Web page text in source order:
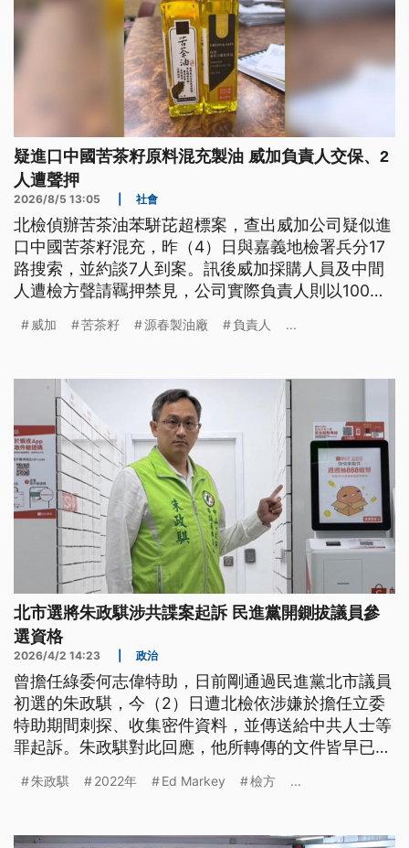
疑進口中國苦茶籽原料混充製油 威加負責人交保、2
人遭聲押
2026/8/5 13:05 社會
北檢偵辦苦茶油苯駢芘超標案，查出威加公司疑似進
口中國苦茶籽混充，昨（4）日與嘉義地檢署兵分17
路搜索，並約談7人到案。訊後威加採購人員及中間
人遭檢方聲請羈押禁見，公司實際負責人則以100萬
威加 苦茶籽 源春製油廠 負責人 ...
北市選將朱政騏涉共諜案起訴 民進黨開鍘拔議員參
選資格
2026/4/2 14:23 政治
曾擔任綠委何志偉特助，日前剛通過民進黨北市議員
初選的朱政騏，今（2）日遭北檢依涉嫌於擔任立委
特助期間刺探、收集密件資料，並傳送給中共人士等
罪起訴。朱政騏對此回應，他所轉傳的文件皆早已在
指出，針對朱政騏剛通過台北市議員黨內初選，後續
朱政騏 2022年 Ed Markey 檢方 ...